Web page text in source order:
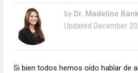
by Dr. Madeline
Updated December
Si bien todos hemos oído hablar de